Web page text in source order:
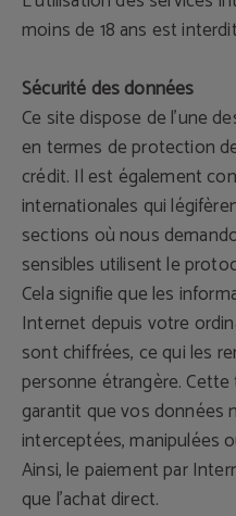
moins de 18 ans est
Sécurité des données
Ce site dispose de l'une
en termes de protection
crédit. Il est également
internationales qui
sections où nous
sensibles utilisent le
Cela signifie que les
Internet depuis votre
sont chiffrées, ce qui les
personne étrangère.
garantit que vos données
interceptées, manipulées
Ainsi, le paiement par
que l'achat direct.